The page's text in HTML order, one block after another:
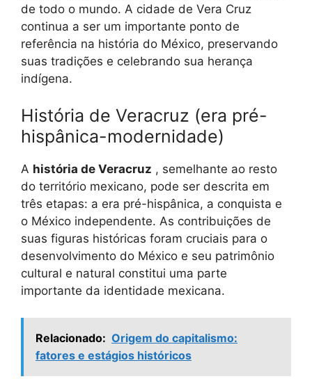
de todo o mundo. A cidade de Vera Cruz
continua a ser um importante ponto de
referência na história do México, preservando
suas tradições e celebrando sua herança
indígena.
História de Veracruz (era pré-
hispânica-modernidade)
A história de Veracruz , semelhante ao resto
do território mexicano, pode ser descrita em
três etapas: a era pré-hispânica, a conquista e
o México independente. As contribuições de
suas figuras históricas foram cruciais para o
desenvolvimento do México e seu patrimônio
cultural e natural constitui uma parte
importante da identidade mexicana.
Relacionado: Origem do capitalismo:
fatores e estágios históricos